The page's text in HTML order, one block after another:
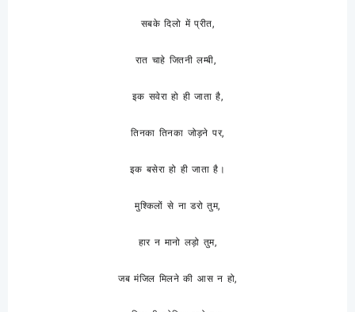
सबके दिलो में प्रीत,
रात चाहे जितनी लम्बी,
इक सवेरा हो ही जाता है,
तिनका तिनका जोड़ने पर,
इक बसेरा हो ही जाता है।
मुश्किलों से ना डरो तुम,
हार न मानो लड़ो तुम,
जब मंजिल मिलने की आस न हो,